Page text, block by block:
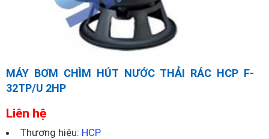
MÁY BƠM CHÌM HÚT NƯỚC THẢI RÁC HCP F-
32TP/U 2HP
Liên hệ
Thương hiệu: HCP